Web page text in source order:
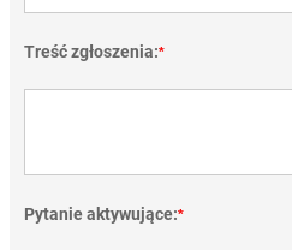
Treść zgłoszenia:*
Pytanie aktywujące:*